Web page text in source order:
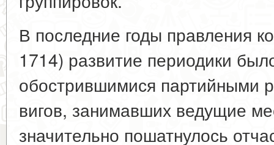
В последние годы правления
1714) развитие периодики
обострившимися партийными
вигов, занимавших ведущие
значительно пошатнулось